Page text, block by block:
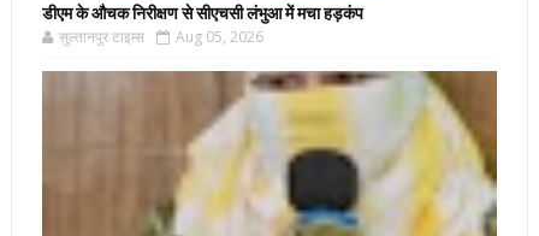
डीएम के औचक निरीक्षण से सीएचसी लंभुआ में मचा हड़कंप
सुल्तानपुर टाइम्स Aug 05, 2026